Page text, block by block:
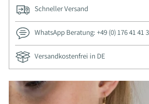
Schneller Versand
WhatsApp Beratung: +49 (0) 176 41 41
Versandkostenfrei in DE
Adding
product